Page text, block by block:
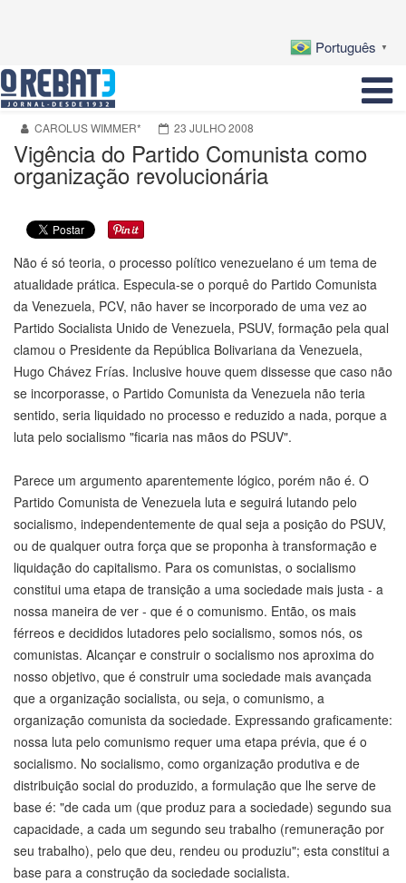
Português ▼
CAROLUS WIMMER* 23 JULHO 2008
Vigência do Partido Comunista como
organização revolucionária
Não é só teoria, o processo político venezuelano é um tema de
atualidade prática. Especula-se o porquê do Partido Comunista
da Venezuela, PCV, não haver se incorporado de uma vez ao
Partido Socialista Unido de Venezuela, PSUV, formação pela qual
clamou o Presidente da República Bolivariana da Venezuela,
Hugo Chávez Frías. Inclusive houve quem dissesse que caso não
se incorporasse, o Partido Comunista da Venezuela não teria
sentido, seria liquidado no processo e reduzido a nada, porque a
luta pelo socialismo "ficaria nas mãos do PSUV".
Parece um argumento aparentemente lógico, porém não é. O
Partido Comunista de Venezuela luta e seguirá lutando pelo
socialismo, independentemente de qual seja a posição do PSUV,
ou de qualquer outra força que se proponha à transformação e
liquidação do capitalismo. Para os comunistas, o socialismo
constitui uma etapa de transição a uma sociedade mais justa - a
nossa maneira de ver - que é o comunismo. Então, os mais
férreos e decididos lutadores pelo socialismo, somos nós, os
comunistas. Alcançar e construir o socialismo nos aproxima do
nosso objetivo, que é construir uma sociedade mais avançada
que a organização socialista, ou seja, o comunismo, a
organização comunista da sociedade. Expressando graficamente:
nossa luta pelo comunismo requer uma etapa prévia, que é o
socialismo. No socialismo, como organização produtiva e de
distribuição social do produzido, a formulação que lhe serve de
base é: "de cada um (que produz para a sociedade) segundo sua
capacidade, a cada um segundo seu trabalho (remuneração por
seu trabalho), pelo que deu, rendeu ou produziu"; esta constitui a
base para a construção da sociedade socialista.